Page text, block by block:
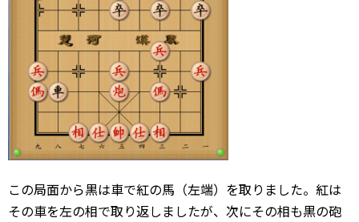
この局面から黒は車で紅の馬（左端）を取りました。紅は
その車を左の相で取り返しましたが、次にその相も黒の砲